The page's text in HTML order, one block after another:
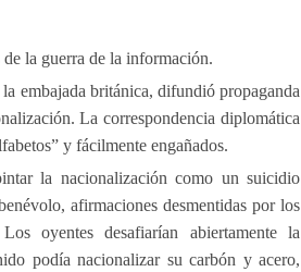
la guerra de la información.
embajada británica, difundió propaganda
La correspondencia diplomática
y fácilmente engañados.
la nacionalización como un suicidio
afirmaciones desmentidas por los
oyentes desafiarían abiertamente la
podía nacionalizar su carbón y acero,